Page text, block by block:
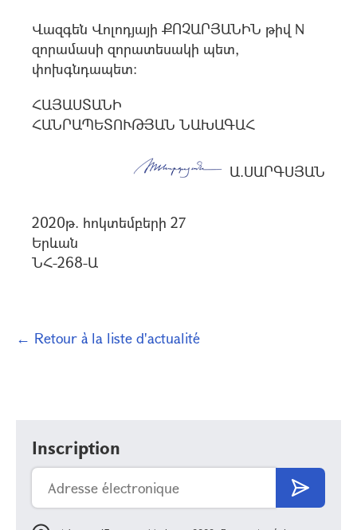
Վազգեն Վոլոդյայի ՔՈՉԱՐՅԱՆԻՆ թիվ N
զորամասի զորատեսակի պետ,
փոխգնդապետ:
ՀԱՅԱՍՏԱՆԻ
ՀԱՆՐԱՊԵՏՈՒԹՅԱՆ ՆԱԽԱԳԱՀ
Ա.ՍԱՐԳՍՅԱՆ
2020թ. հոկտեմբերի 27
Երևան
ՆՀ-268-Ա
← Retour à la liste d'actualité
Inscription